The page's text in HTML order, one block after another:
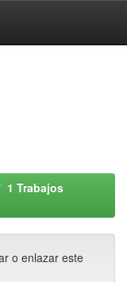
1 Trabajos
o enlazar este